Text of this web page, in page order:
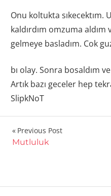
Onu koltukta sıkecektım.
kaldırdım omzuma aldım
gelmeye basladım. Cok
bı olay. Sonra bosaldım
Artık bazı geceler hep
SlipkNoT
Yazı
Previous Post
Mutluluk